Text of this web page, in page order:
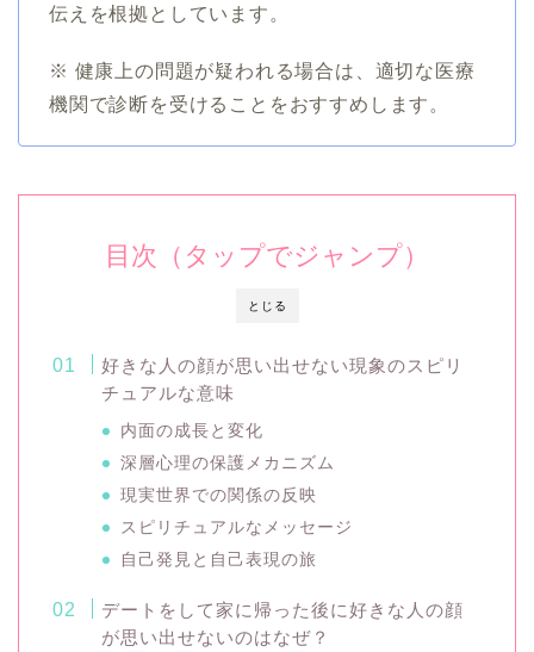
伝えを根拠としています。
※ 健康上の問題が疑われる場合は、適切な医療
機関で診断を受けることをおすすめします。
とじる
目次（タップでジャンプ）
好きな人の顔が思い出せない現象のスピリ
チュアルな意味
内面の成長と変化
深層心理の保護メカニズム
現実世界での関係の反映
スピリチュアルなメッセージ
自己発見と自己表現の旅
デートをして家に帰った後に好きな人の顔
が思い出せないのはなぜ？